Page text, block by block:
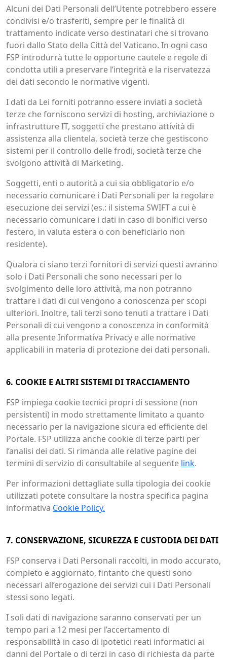
Alcuni dei Dati Personali dell’Utente potrebbero essere
condivisi e/o trasferiti, sempre per le finalità di
trattamento indicate verso destinatari che si trovano
fuori dallo Stato della Città del Vaticano. In ogni caso
FSP introdurrà tutte le opportune cautele e regole di
condotta utili a preservare l’integrità e la riservatezza
dei dati secondo le normative vigenti.
I dati da Lei forniti potranno essere inviati a società
terze che forniscono servizi di hosting, archiviazione o
infrastrutture IT, soggetti che prestano attività di
assistenza alla clientela, società terze che gestiscono
sistemi per il controllo delle frodi, società terze che
svolgono attività di Marketing.
Soggetti, enti o autorità a cui sia obbligatorio e/o
necessario comunicare i Dati Personali per la regolare
esecuzione dei servizi (es.: il sistema SWIFT a cui è
necessario comunicare i dati in caso di bonifici verso
l’estero, in valuta estera o con beneficiario non
residente).
Qualora ci siano terzi fornitori di servizi questi avranno
solo i Dati Personali che sono necessari per lo
svolgimento delle loro attività, ma non potranno
trattare i dati di cui vengono a conoscenza per scopi
ulteriori. Inoltre, tali terzi sono tenuti a trattare i Dati
Personali di cui vengono a conoscenza in conformità
alla presente Informativa Privacy e alle normative
applicabili in materia di protezione dei dati personali.
6. COOKIE E ALTRI SISTEMI DI TRACCIAMENTO
FSP impiega cookie tecnici propri di sessione (non
persistenti) in modo strettamente limitato a quanto
necessario per la navigazione sicura ed efficiente del
Portale. FSP utilizza anche cookie di terze parti per
l’analisi dei dati. Si rimanda alle relative pagine dei
termini di servizio di consultabile al seguente link.
Per informazioni dettagliate sulla tipologia dei cookie
utilizzati potete consultare la nostra specifica pagina
informativa Cookie Policy.
7. CONSERVAZIONE, SICUREZZA E CUSTODIA DEI DATI
FSP conserva i Dati Personali raccolti, in modo accurato,
completo e aggiornato, fintanto che questi sono
necessari all’erogazione dei servizi cui i Dati Personali
stessi sono legati.
I soli dati di navigazione saranno conservati per un
tempo pari a 12 mesi per l’accertamento di
responsabilità in caso di ipotetici reati informatici ai
danni del Portale o di terzi in caso di richiesta da parte